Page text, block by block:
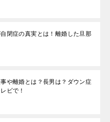
閉症の真実とは！離婚した旦那
や離婚とは？長男は？ダウン症
ビで！